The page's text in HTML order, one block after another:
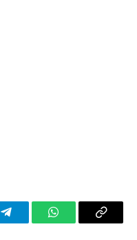
TelegramWhatsAppCopy